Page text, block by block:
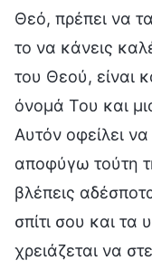
Θεό, πρέπει να
το να κάνεις
του Θεού, είναι
όνομά Του και
Αυτόν οφείλει
αποφύγω τούτη
βλέπεις
σπίτι σου και τα
χρειάζεται να